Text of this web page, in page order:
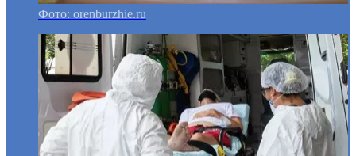
Фото: orenburzhie.ru